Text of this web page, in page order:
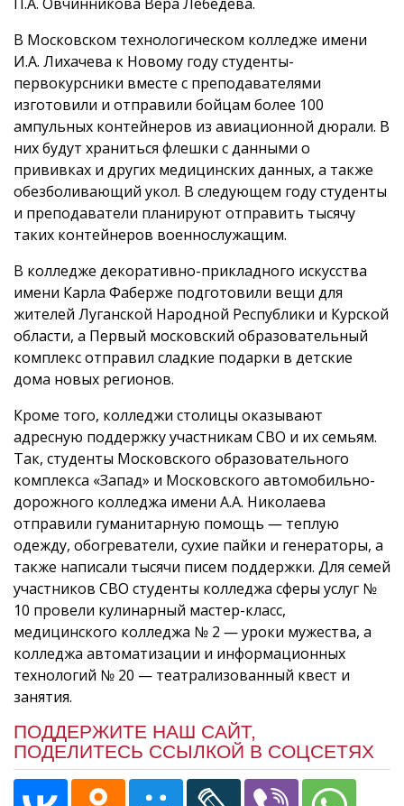
В Московском технологическом колледже имени
И.А. Лихачева к Новому году студенты-
первокурсники вместе с преподавателями
изготовили и отправили бойцам более 100
ампульных контейнеров из авиационной дюрали. В
них будут храниться флешки с данными о
прививках и других медицинских данных, а также
обезболивающий укол. В следующем году студенты
и преподаватели планируют отправить тысячу
таких контейнеров военнослужащим.
В колледже декоративно-прикладного искусства
имени Карла Фаберже подготовили вещи для
жителей Луганской Народной Республики и Курской
области, а Первый московский образовательный
комплекс отправил сладкие подарки в детские
дома новых регионов.
Кроме того, колледжи столицы оказывают
адресную поддержку участникам СВО и их семьям.
Так, студенты Московского образовательного
комплекса «Запад» и Московского автомобильно-
дорожного колледжа имени А.А. Николаева
отправили гуманитарную помощь ― теплую
одежду, обогреватели, сухие пайки и генераторы, а
также написали тысячи писем поддержки. Для семей
участников СВО студенты колледжа сферы услуг №
10 провели кулинарный мастер-класс,
медицинского колледжа № 2 ― уроки мужества, а
колледжа автоматизации и информационных
технологий № 20 — театрализованный квест и
занятия.
ПОДДЕРЖИТЕ НАШ САЙТ,
ПОДЕЛИТЕСЬ ССЫЛКОЙ В СОЦСЕТЯХ